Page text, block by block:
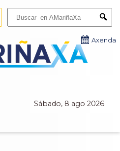
Sábado, 8 ago 2026
Axenda